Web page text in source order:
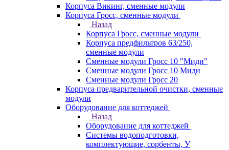
Корпуса Викинг, сменные модули
Корпуса Гросс, сменные модули
Назад
Корпуса Гросс, сменные модули
Корпуса предфильтров 63/250,
сменные модули
Сменные модули Гросс 10 "Миди"
Сменные модули Гросс 10 Миди
Сменные модули Гросс 20
Корпуса предварительной очистки, сменные
модули
Оборудование для коттеджей
Назад
Оборудование для коттеджей
Системы водоподготовки,
комплектующие, сорбенты, У